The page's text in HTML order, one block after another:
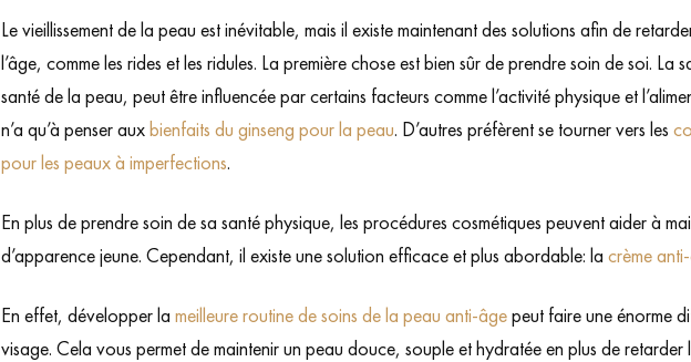
Le vieillissement de la peau est inévitable, mais il existe maintenant des solutions afin de
l’âge, comme les rides et les ridules. La première chose est bien sûr de prendre soin de soi. La
santé de la peau, peut être influencée par certains facteurs comme l’activité physique et
n’a qu’à penser aux bienfaits du ginseng pour la peau. D’autres préfèrent se tourner vers les
pour les peaux à imperfections.
En plus de prendre soin de sa santé physique, les procédures cosmétiques peuvent aider à
d’apparence jeune. Cependant, il existe une solution efficace et plus abordable: la crème
En effet, développer la meilleure routine de soins de la peau anti-âgepeut faire une énorme
visage. Cela vous permet de maintenir un peau douce, souple et hydratée en plus de retarder